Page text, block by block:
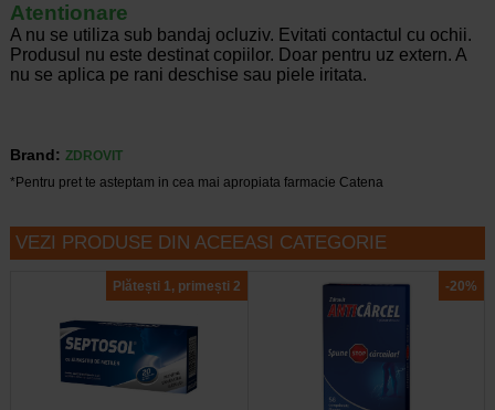
Atentionare
A nu se utiliza sub bandaj ocluziv. Evitati contactul cu ochii.
Produsul nu este destinat copiilor. Doar pentru uz extern. A
nu se aplica pe rani deschise sau piele iritata.
Brand: ZDROVIT
*Pentru pret te asteptam in cea mai apropiata farmacie Catena
VEZI PRODUSE DIN ACEEASI CATEGORIE
Plătești 1, primești 2 -20%